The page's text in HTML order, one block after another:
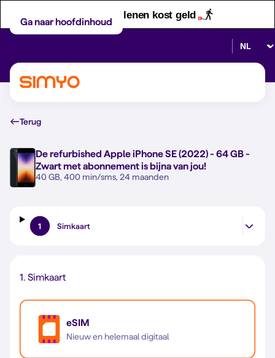
Let op! Geld lenen kost geld
Ga naar hoofdinhoud
Terug
De refurbished Apple iPhone SE (2022) - 64 GB -
Zwartmet abonnement is bijna van jou!
40 GB, 400 min/sms, 24 maanden
1 Simkaart
1. Simkaart
eSIM
Nieuw en helemaal digitaal